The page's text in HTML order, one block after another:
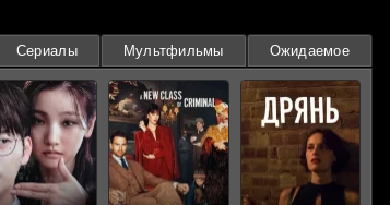
Сериалы Мультфильмы Ожидаемое